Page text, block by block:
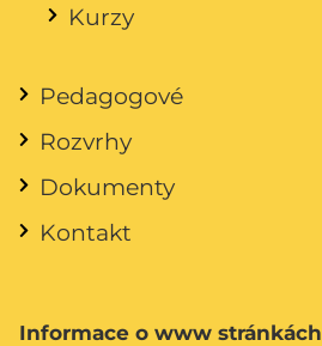
Kurzy
Pedagogové
Rozvrhy
Dokumenty
Kontakt
Informace o www stránkách